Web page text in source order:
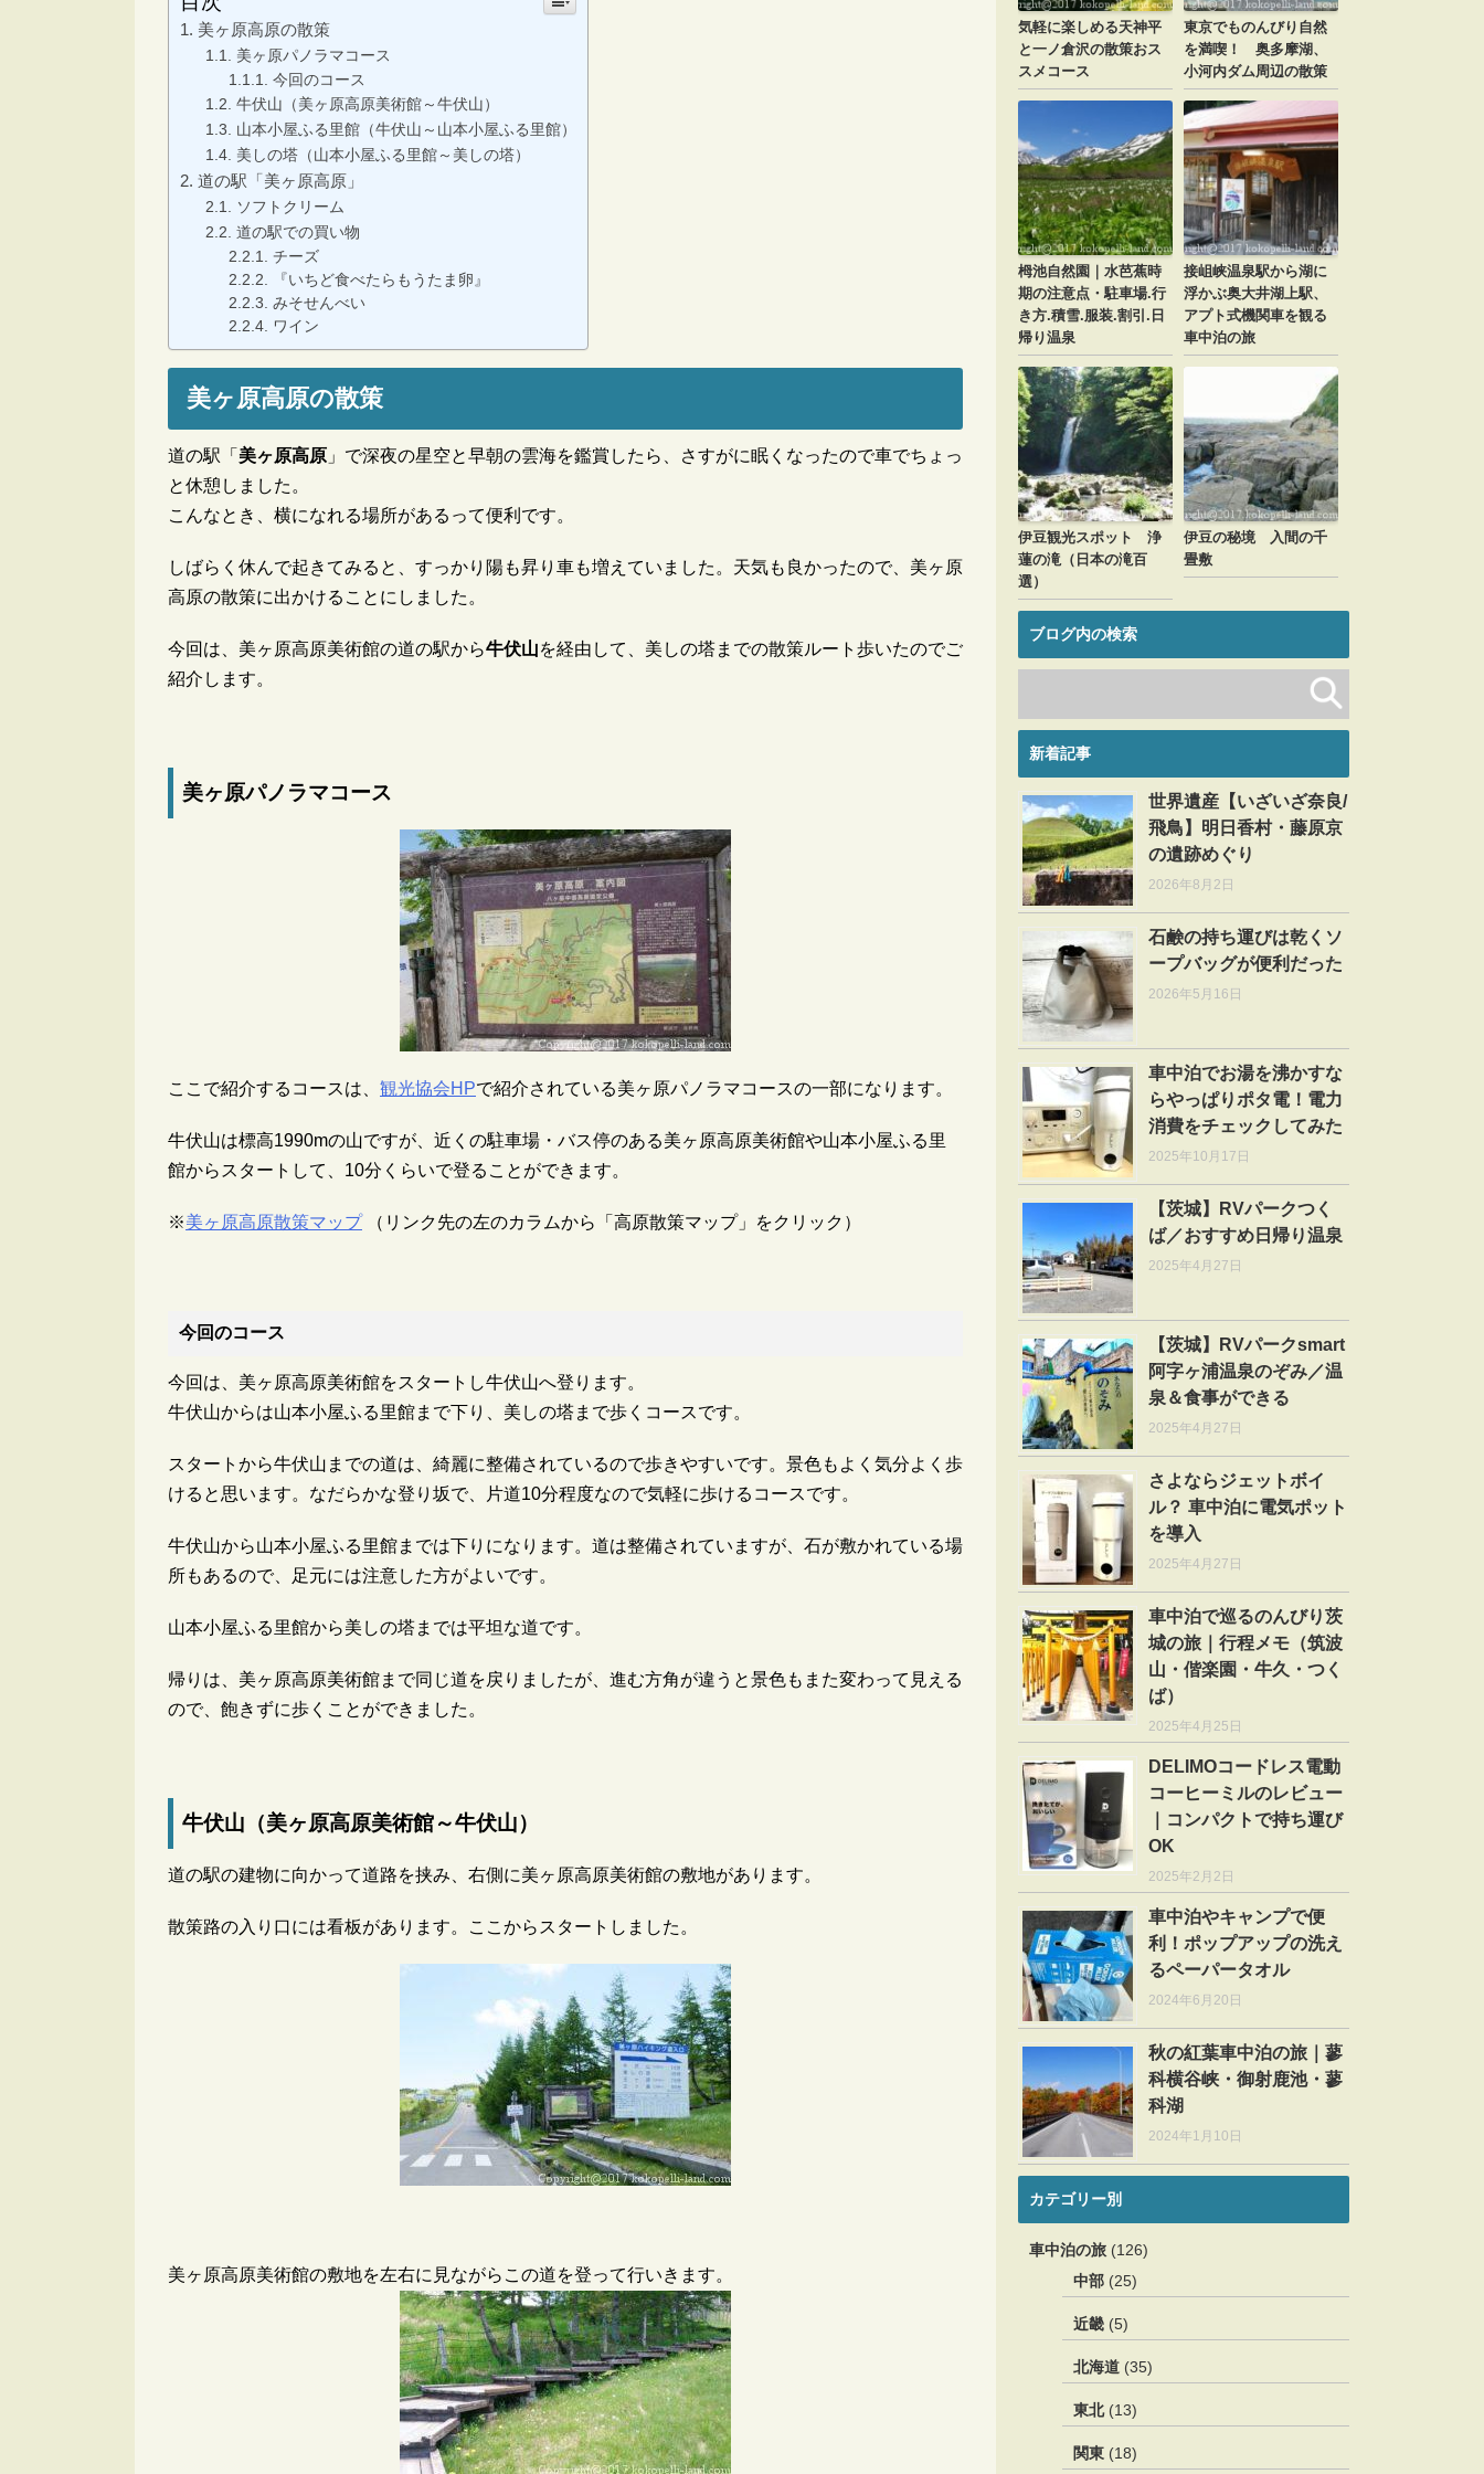
美ヶ原高原の散策
美ヶ原パノラマコース
今回のコース
牛伏山（美ヶ原高原美術館～牛伏山）
山本小屋ふる里館（牛伏山～山本小屋ふる里館）
美しの塔（山本小屋ふる里館～美しの塔）
道の駅「美ヶ原高原」
ソフトクリーム
道の駅での買い物
チーズ
『いちど食べたらもうたま卵』
みそせんべい
ワイン
美ヶ原高原の散策
道の駅「 美ヶ原高原 」で深夜の星空と早朝の雲海を鑑賞したら、さすがに眠くなったので車でちょっ
と休憩しました。
こんなとき、横になれる場所があるって便利です。
しばらく休んで起きてみると、すっかり陽も昇り車も増えていました。天気も良かったので、美ヶ原
高原の散策に出かけることにしました。
今回は、美ヶ原高原美術館の道の駅から牛伏山を経由して、美しの塔までの散策ルート歩いたのでご
紹介します。
美ヶ原パノラマコース
ここで紹介するコースは、 観光協会HPで紹介されている美ヶ原パノラマコースの一部になります。
牛伏山は標高1990mの山ですが、近くの駐車場・バス停のある美ヶ原高原美術館や山本小屋ふる里
館からスタートして、10分くらいで登ることができます。
※美ヶ原高原散策マップ（リンク先の左のカラムから「高原散策マップ」をクリック）
今回のコース
今回は、美ヶ原高原美術館をスタートし牛伏山へ登ります。
牛伏山からは山本小屋ふる里館まで下り、美しの塔まで歩くコースです。
スタートから牛伏山までの道は、綺麗に整備されているので歩きやすいです。景色もよく気分よく歩
けると思います。なだらかな登り坂で、片道10分程度なので気軽に歩けるコースです。
牛伏山から山本小屋ふる里館までは下りになります。道は整備されていますが、石が敷かれている場
所もあるので、足元には注意した方がよいです。
山本小屋ふる里館から美しの塔までは平坦な道です。
帰りは、美ヶ原高原美術館まで同じ道を戻りましたが、進む方角が違うと景色もまた変わって見える
ので、飽きずに歩くことができました。
牛伏山（美ヶ原高原美術館～牛伏山）
道の駅の建物に向かって道路を挟み、右側に美ヶ原高原美術館の敷地があります。
散策路の入り口には看板があります。ここからスタートしました。
美ヶ原高原美術館の敷地を左右に見ながらこの道を登って行いきます。
気軽に楽しめる天神平
と一ノ倉沢の散策おス
スメコース
東京でものんびり自然
を満喫！ 奥多摩湖、
小河内ダム周辺の散策
栂池自然園｜水芭蕉時
期の注意点・駐車場.行
き方.積雪.服装.割引.日
帰り温泉
接岨峡温泉駅から湖に
浮かぶ奥大井湖上駅、
アプト式機関車を観る
車中泊の旅
伊豆観光スポット 浄
蓮の滝（日本の滝百
選）
伊豆の秘境 入間の千
畳敷
ブログ内の検索
新着記事
世界遺産【いざいざ奈良/
飛鳥】明日香村・藤原京
の遺跡めぐり
2026年8月2日
石鹸の持ち運びは乾くソ
ープバッグが便利だった
2026年5月16日
車中泊でお湯を沸かすな
らやっぱりポタ電！電力
消費をチェックしてみた
2025年10月17日
【茨城】RVパークつく
ば／おすすめ日帰り温泉
2025年4月27日
【茨城】RVパークsmart
阿字ヶ浦温泉のぞみ／温
泉＆食事ができる
2025年4月27日
さよならジェットボイ
ル？ 車中泊に電気ポット
を導入
2025年4月27日
車中泊で巡るのんびり茨
城の旅｜行程メモ（筑波
山・偕楽園・牛久・つく
ば）
2025年4月25日
DELIMOコードレス電動
コーヒーミルのレビュー
｜コンパクトで持ち運び
OK
2025年2月2日
車中泊やキャンプで便
利！ポップアップの洗え
るペーパータオル
2024年6月20日
秋の紅葉車中泊の旅｜蓼
科横谷峡・御射鹿池・蓼
科湖
2024年1月10日
カテゴリー別
車中泊の旅 (126)
中部 (25)
近畿 (5)
北海道 (35)
東北(13)
関東 (18)